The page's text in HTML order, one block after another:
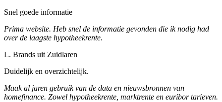
Snel goede informatie
Prima website. Heb snel de informatie gevonden die ik nodig had
over de laagste hypotheekrente.
L. Brands uit Zuidlaren
Duidelijk en overzichtelijk.
Maak al jaren gebruik van de data en nieuwsbronnen van
homefinance. Zowel hypotheekrente, marktrente en euribor tarieven.